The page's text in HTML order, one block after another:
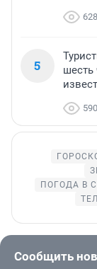
628
5
шесть
590
ПОГОДА В
Сообщить